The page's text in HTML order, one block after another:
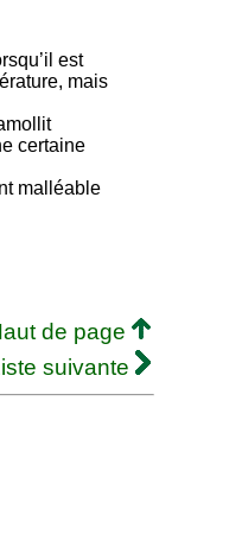
est
mais
certaine
malléable
de page
suivante